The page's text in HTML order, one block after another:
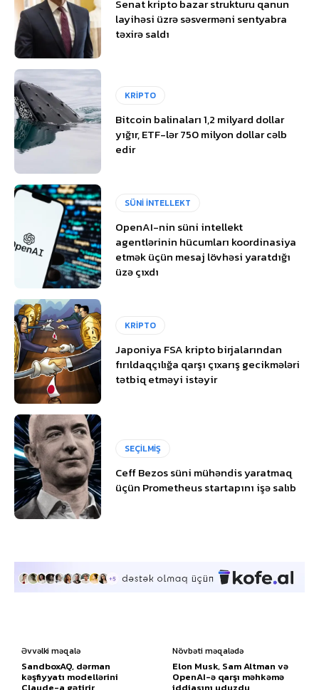
Senat kripto bazar strukturu qanun
layihəsi üzrə səsverməni sentyabra
təxirə saldı
KRİPTO
Bitcoin balinaları 1,2 milyard dollar
yığır, ETF-lər 750 milyon dollar cəlb
edir
SÜNİ İNTELLEKT
OpenAI-nin süni intellekt
agentlərinin hücumları koordinasiya
etmək üçün mesaj lövhəsi yaratdığı
üzə çıxdı
KRİPTO
Japoniya FSA kripto birjalarından
fırıldaqçılığa qarşı çıxarış gecikmələri
tətbiq etməyi istəyir
SEÇİLMİŞ
Ceff Bezos süni mühəndis yaratmaq
üçün Prometheus startapını işə salıb
Əvvəlki məqalə
SandboxAQ, dərman
kəşfiyyatı modellərini
Növbəti məqalədə
Elon Musk, Sam Altman və
OpenAI-ə qarşı məhkəmə